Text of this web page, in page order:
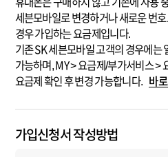
세븐모바일로 변경하거나 새로운 번
경우 가입하는 요금제입니다.
기존 SK 세븐모바일 고객의 경우에는
가능하며, MY > 요금제/부가서비스 >
요금제 확인 후 변경 가능합니다.
바
가입신청서 작성방법